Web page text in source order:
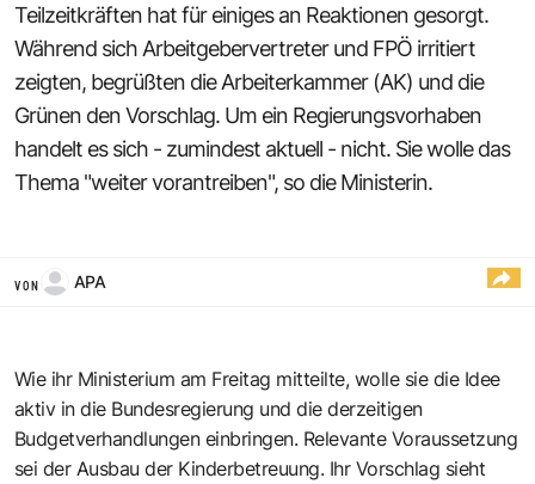
Teilzeitkräften hat für einiges an Reaktionen gesorgt.
Während sich Arbeitgebervertreter und FPÖ irritiert
zeigten, begrüßten die Arbeiterkammer (AK) und die
Grünen den Vorschlag. Um ein Regierungsvorhaben
handelt es sich - zumindest aktuell - nicht. Sie wolle das
Thema "weiter vorantreiben", so die Ministerin.
VON APA
Wie ihr Ministerium am Freitag mitteilte, wolle sie die Idee
aktiv in die Bundesregierung und die derzeitigen
Budgetverhandlungen einbringen. Relevante Voraussetzung
sei der Ausbau der Kinderbetreuung. Ihr Vorschlag sieht